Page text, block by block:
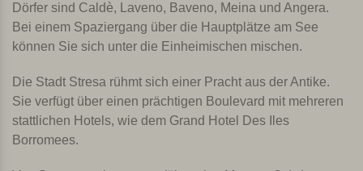
Dörfer sind Caldè, Laveno, Baveno, Meina und Angera.
Bei einem Spaziergang über die Hauptplätze am See
können Sie sich unter die Einheimischen mischen.
Die Stadt Stresa rühmt sich einer Pracht aus der Antike.
Sie verfügt über einen prächtigen Boulevard mit mehreren
stattlichen Hotels, wie dem Grand Hotel Des Iles
Borromees.